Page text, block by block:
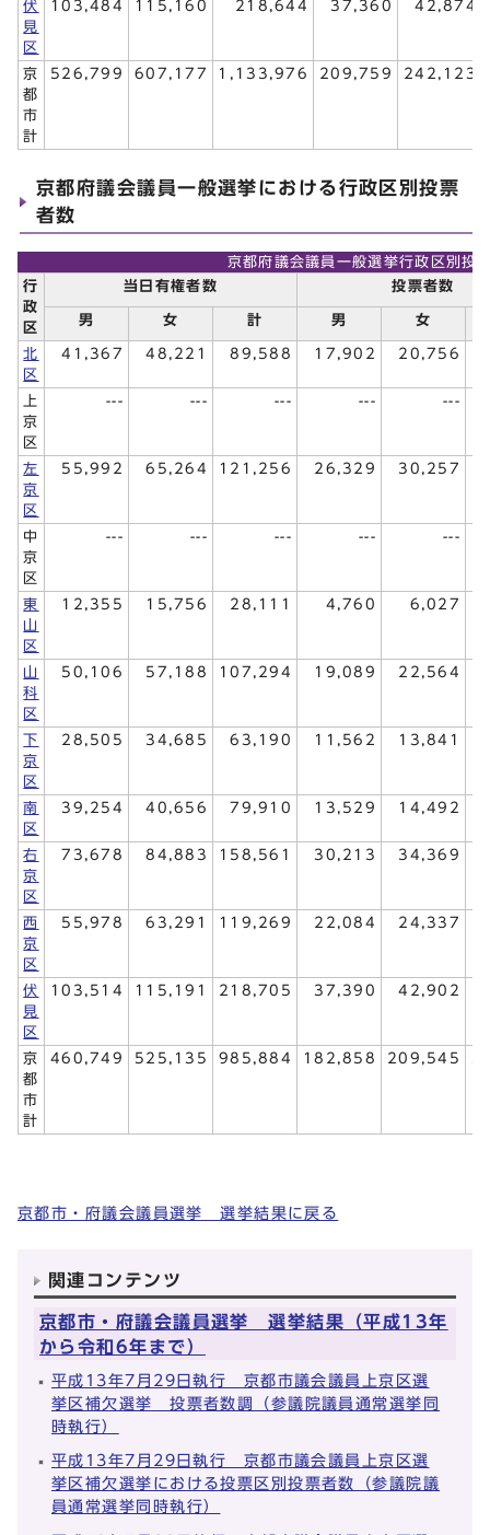
伏
見
区
103,484 115,160 218,644 37,360 42,874
京
都
市
計
526,799 607,177 1,133,976 209,759 242,123
京都府議会議員一般選挙における行政区別投票
者数
京都府議会議員一般選挙行政区別投
行
政
区
当日有権者数 投票者数
男 女 計 男 女
北
区
41,367 48,221 89,588 17,902 20,756
上
京
区
--- --- --- --- ---
左
京
区
55,992 65,264 121,256 26,329 30,257
中
京
区
--- --- --- --- ---
東
山
区
12,355 15,756 28,111 4,760 6,027
山
科
区
50,106 57,188 107,294 19,089 22,564
下
京
区
28,505 34,685 63,190 11,562 13,841
南
区
39,254 40,656 79,910 13,529 14,492
右
京
区
73,678 84,883 158,561 30,213 34,369
西
京
区
55,978 63,291 119,269 22,084 24,337
伏
見
区
103,514 115,191 218,705 37,390 42,902
京
都
市
計
460,749 525,135 985,884 182,858 209,545
京都市・府議会議員選挙 選挙結果に戻る
関連コンテンツ
京都市・府議会議員選挙 選挙結果（平成13年
から令和6年まで）
平成13年7月29日執行 京都市議会議員上京区選
挙区補欠選挙 投票者数調（参議院議員通常選挙同
時執行）
平成13年7月29日執行 京都市議会議員上京区選
挙区補欠選挙における投票区別投票者数（参議院議
員通常選挙同時執行）